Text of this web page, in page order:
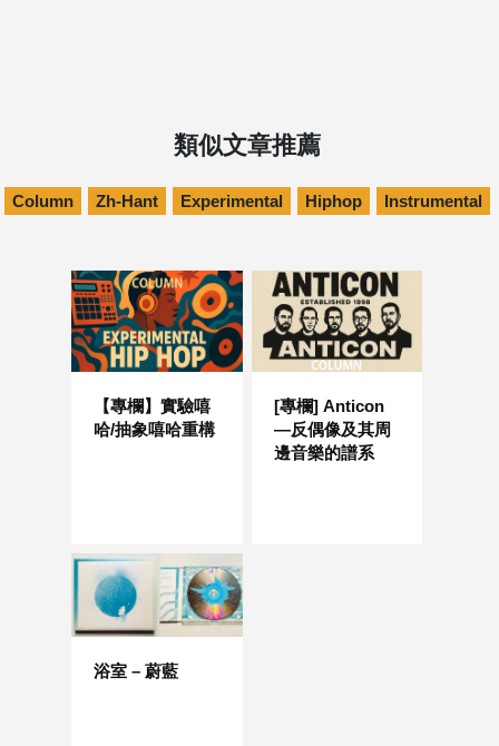
類似文章推薦
Column Zh-Hant Experimental Hiphop Instrumental
【專欄】實驗嘻
哈/抽象嘻哈重構
[專欄] Anticon
—反偶像及其周
邊音樂的譜系
浴室 – 蔚藍